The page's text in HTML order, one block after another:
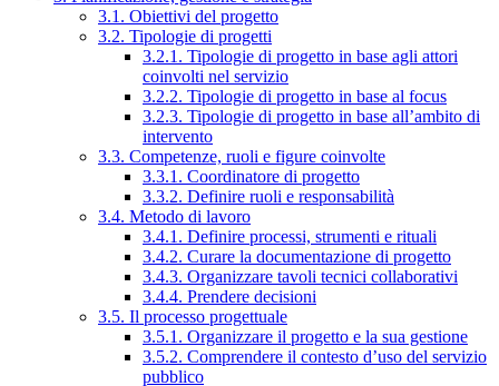
3.1. Obiettivi del progetto
3.2. Tipologie di progetti
3.2.1. Tipologie di progetto in base agli attori
coinvolti nel servizio
3.2.2. Tipologie di progetto in base al focus
3.2.3. Tipologie di progetto in base all’ambito di
intervento
3.3. Competenze, ruoli e figure coinvolte
3.3.1. Coordinatore di progetto
3.3.2. Definire ruoli e responsabilità
3.4. Metodo di lavoro
3.4.1. Definire processi, strumenti e rituali
3.4.2. Curare la documentazione di progetto
3.4.3. Organizzare tavoli tecnici collaborativi
3.4.4. Prendere decisioni
3.5. Il processo progettuale
3.5.1. Organizzare il progetto e la sua gestione
3.5.2. Comprendere il contesto d’uso del servizio
pubblico